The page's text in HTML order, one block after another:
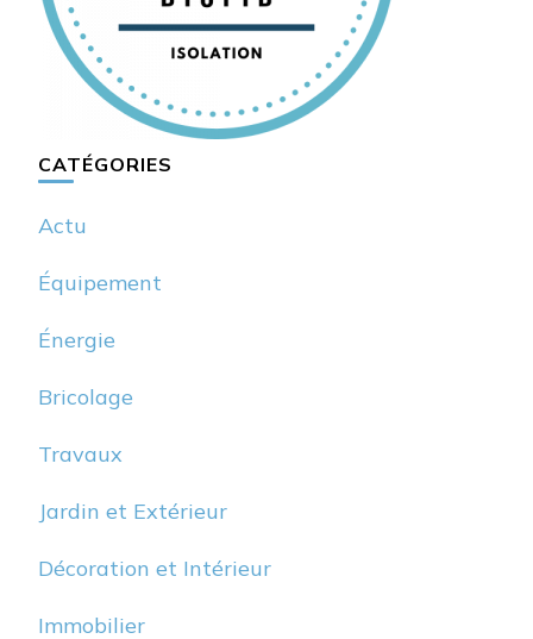
CATÉGORIES
Actu
Équipement
Énergie
Bricolage
Travaux
Jardin et Extérieur
Décoration et Intérieur
Immobilier